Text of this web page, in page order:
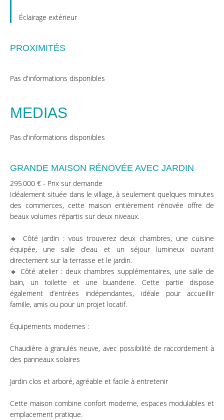
Éclairage extérieur
PROXIMITÉS
Pas d'informations disponibles
MEDIAS
Pas d'informations disponibles
GRANDE MAISON RÉNOVÉE AVEC JARDIN
295 000 € - Prix sur demande
Idéalement située dans le village, à seulement quelques minutes
des commerces, cette maison entièrement rénovée offre de
beaux volumes répartis sur deux niveaux.
🔹 Côté jardin : vous trouverez deux chambres, une cuisine
équipée, une salle d’eau et un séjour lumineux ouvrant
directement sur la terrasse et le jardin.
🔹 Côté atelier : deux chambres supplémentaires, une salle de
bain, un toilette et une buanderie. Cette partie dispose
également d’entrées indépendantes, idéale pour accueillir
famille, amis ou pour un projet locatif.
Équipements modernes :
Chaudière à granulés neuve, avec possibilité de raccordement à
des panneaux solaires
Jardin clos et arboré, agréable et facile à entretenir
Cette maison combine confort moderne, espaces modulables et
emplacement pratique.